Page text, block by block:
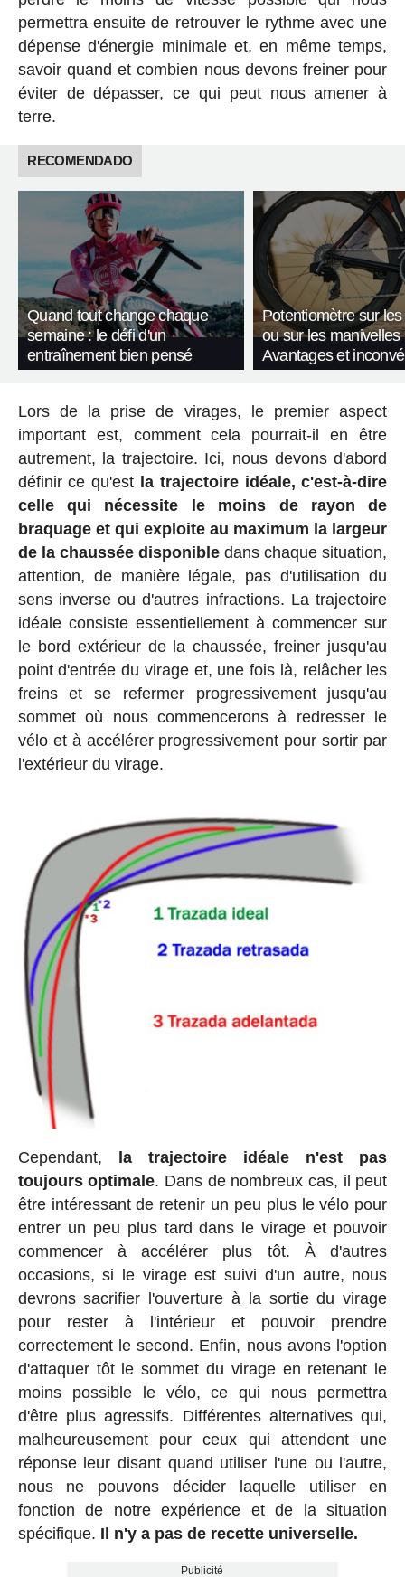
permettra ensuite de retrouver le rythme avec une
dépense d'énergie minimale et, en même temps,
savoir quand et combien nous devons freiner pour
éviter de dépasser, ce qui peut nous amener à
terre.
RECOMENDADO
Quand tout change chaque
semaine : le défi d'un
entraînement bien pensé
Potentiomètre sur
ou sur les manivelles
Avantages et
Lors de la prise de virages, le premier aspect
important est, comment cela pourrait-il en être
autrement, la trajectoire. Ici, nous devons d'abord
définir ce qu'est la trajectoire idéale, c'est-à-dire
celle qui nécessite le moins de rayon de
braquage et qui exploite au maximum la largeur
de la chaussée disponibledans chaque situation,
attention, de manière légale, pas d'utilisation du
sens inverse ou d'autres infractions. La trajectoire
idéale consiste essentiellement à commencer sur
le bord extérieur de la chaussée, freiner jusqu'au
point d'entrée du virage et, une fois là, relâcher les
freins et se refermer progressivement jusqu'au
sommet où nous commencerons à redresser le
vélo et à accélérer progressivement pour sortir par
l'extérieur du virage.
Cependant,
la trajectoire idéale n'est pas
toujours optimale. Dans de nombreux cas, il peut
être intéressant de retenir un peu plus le vélo pour
entrer un peu plus tard dans le virage et pouvoir
commencer à accélérer plus tôt. À d'autres
occasions, si le virage est suivi d'un autre, nous
devrons sacrifier l'ouverture à la sortie du virage
pour rester à l'intérieur et pouvoir prendre
correctement le second. Enfin, nous avons l'option
d'attaquer tôt le sommet du virage en retenant le
moins possible le vélo, ce qui nous permettra
d'être plus agressifs. Différentes alternatives qui,
malheureusement pour ceux qui attendent une
réponse leur disant quand utiliser l'une ou l'autre,
nous ne pouvons décider laquelle utiliser en
fonction de notre expérience et de la situation
spécifique. Il n'y a pas de recette universelle.
Publicité